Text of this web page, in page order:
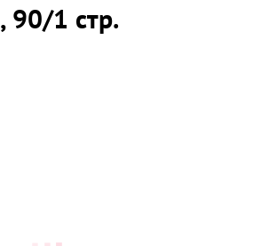
, 90/1 стр.